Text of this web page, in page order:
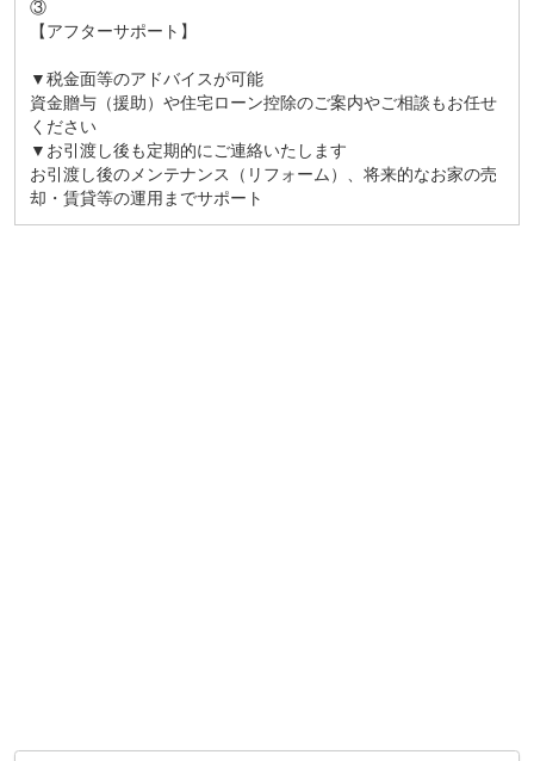
③
【アフターサポート】
▼税金面等のアドバイスが可能
資金贈与（援助）や住宅ローン控除のご案内やご相談もお任せ
ください
▼お引渡し後も定期的にご連絡いたします
お引渡し後のメンテナンス（リフォーム）、将来的なお家の売
却・賃貸等の運用までサポート